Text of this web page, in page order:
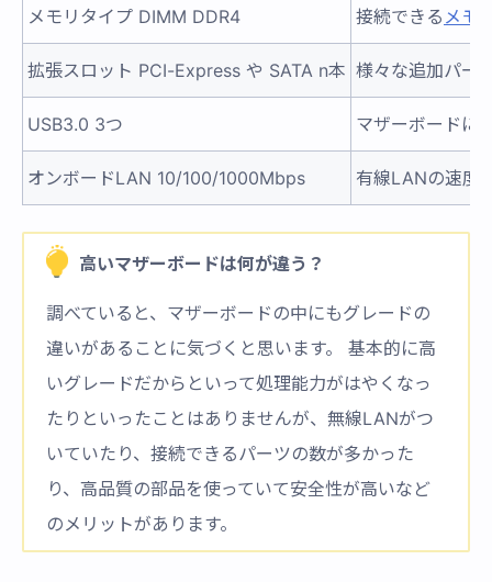
メモリタイプ DIMM DDR4 接続できる メモ
拡張スロット PCI-Express や SATA n本 様々な追加パー
USB3.0 3つ マザーボードに
オンボードLAN 10/100/1000Mbps 有線LANの速度
高いマザーボードは何が違う？
調べていると、マザーボードの中にもグレードの
違いがあることに気づくと思います。 基本的に高
いグレードだからといって処理能力がはやくなっ
たりといったことはありませんが、無線LANがつ
いていたり、接続できるパーツの数が多かった
り、高品質の部品を使っていて安全性が高いなど
のメリットがあります。